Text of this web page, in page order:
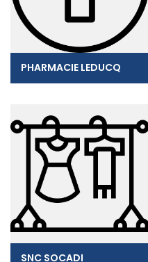
PHARMACIE LEDUCQ
SNC SOCADI